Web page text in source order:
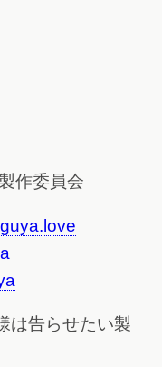
作委員会
は告らせたい製